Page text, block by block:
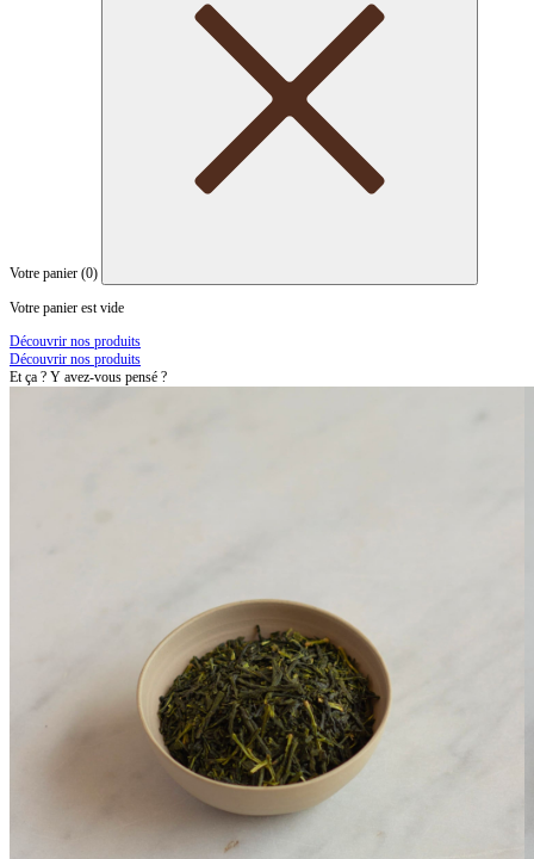
Votre panier (0)
Votre panier est vide
Découvrir nos produits
Découvrir nos produits
Et ça ? Y avez-vous pensé ?